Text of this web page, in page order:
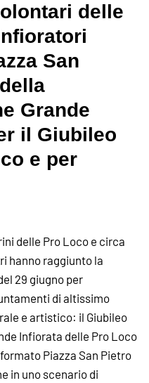
delle
San
Grande
il Giubileo
e per
delle Pro Loco e circa
hanno raggiunto la
29 giugno per
di altissimo
e artistico: il Giubileo
Infiorata delle Pro Loco
Piazza San Pietro
in uno scenario di